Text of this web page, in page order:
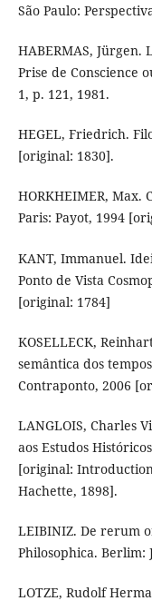
São Paulo:
HABERMAS,
Prise de Conscience
1, p. 121, 1981.
HEGEL, Friedrich.
[original: 1830].
HORKHEIMER, Max.
Paris: Payot, 1994
KANT, Immanuel.
Ponto de Vista
[original: 1784]
KOSELLECK,
semântica dos
Contraponto, 2006
LANGLOIS, Charles
aos Estudos
[original:
Hachette, 1898].
LEIBINIZ. De rerum
Philosophica. Berlim:
LOTZE, Rudolf